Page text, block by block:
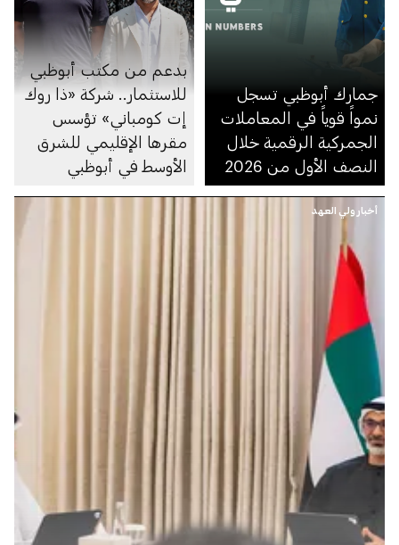
جمارك أبوظبي تسجل
نمواً قوياً في المعاملات
الجمركية الرقمية خلال
النصف الأول من 2026
بدعم من مكتب أبوظبي
للاستثمار.. شركة «ذا روك
إت كومباني» تؤسس
مقرها الإقليمي للشرق
الأوسط في أبوظبي
أخبار ولي العهد